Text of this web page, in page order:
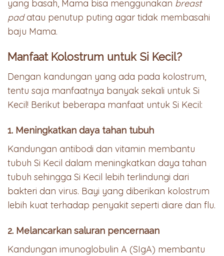
yang basah, Mama bisa menggunakan breast
padatau penutup puting agar tidak membasahi
baju Mama.
Manfaat Kolostrum untuk Si Kecil?
Dengan kandungan yang ada pada kolostrum,
tentu saja manfaatnya banyak sekali untuk Si
Kecil! Berikut beberapa manfaat untuk Si Kecil:
1. Meningkatkan daya tahan tubuh
Kandungan antibodi dan vitamin membantu
tubuh Si Kecil dalam meningkatkan daya tahan
tubuh sehingga Si Kecil lebih terlindungi dari
bakteri dan virus. Bayi yang diberikan kolostrum
lebih kuat terhadap penyakit seperti diare dan flu.
2. Melancarkan saluran pencernaan
Kandungan imunoglobulin A (SIgA) membantu